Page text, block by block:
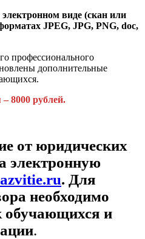
виде (скан или
JPEG, JPG, PNG, doc,
профессионального
дополнительные
8000 рублей.
от юридических
электронную
. Для
необходимо
обучающихся и
.